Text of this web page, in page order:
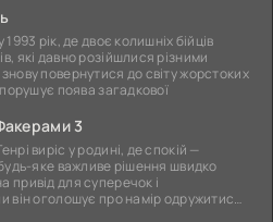
1993 рік, де двоє колишніх бійців
які давно розійшлися різними
повернутися до світу жорстоких
поява загадкової
3
виріс у родині, де спокій —
яке важливе рішення швидко
привід для суперечок і
він оголошує про намір одружитися,